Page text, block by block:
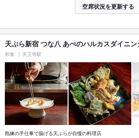
空席状況を更新する
天ぷら新宿 つな八 あべのハルカスダイニン
和食 天王寺駅
熟練の手仕事で揚げる天ぷらが自慢の料理店